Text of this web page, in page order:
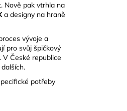
Nově pak vtrhla na
a designy na hraně
vývoje a
pro svůj špičkový
České republice
potřeby